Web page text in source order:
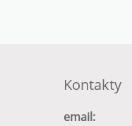
Kontakty
email: